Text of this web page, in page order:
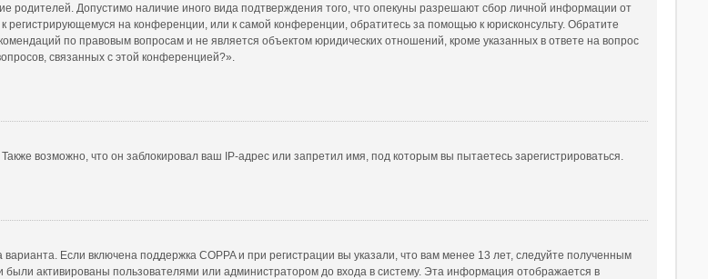
Допустимо наличие иного вида подтверждения того, что опекуны разрешают сбор личной информации от
на конференции, или к самой конференции, обратитесь за помощью к юрисконсульту. Обратите
по правовым вопросам и не является объектом юридических отношений, кроме указанных в ответе на вопрос
связанных с этой конференцией?».
возможно, что он заблокировал ваш IP-адрес или запретил имя, под которым вы пытаетесь зарегистрироваться.
Если включена поддержка COPPA и при регистрации вы указали, что вам менее 13 лет, следуйте полученным
активированы пользователями или администратором до входа в систему. Эта информация отображается в